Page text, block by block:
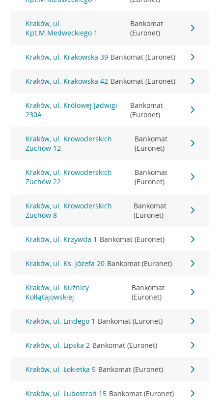
Kraków, ul.
Kpt.M.Medweckiego 1
Bankomat
(Euronet)
Kraków, ul. Krakowska 39 Bankomat (Euronet)
Kraków, ul. Krakowska 42 Bankomat (Euronet)
Kraków, ul. Królowej Jadwigi
230A
Bankomat
(Euronet)
Kraków, ul. Krowoderskich
Zuchów 12
Bankomat
(Euronet)
Kraków, ul. Krowoderskich
Zuchów 22
Bankomat
(Euronet)
Kraków, ul. Krowoderskich
Zuchów 8
Bankomat
(Euronet)
Kraków, ul. Krzywda 1 Bankomat (Euronet)
Kraków, ul. Ks. Józefa 20 Bankomat (Euronet)
Kraków, ul. Kuźnicy
Kołłątajowskiej
Bankomat
(Euronet)
Kraków, ul. Lindego 1 Bankomat (Euronet)
Kraków, ul. Lipska 2 Bankomat (Euronet)
Kraków, ul. Łokietka 5 Bankomat (Euronet)
Kraków, ul. Lubostroń 15 Bankomat (Euronet)